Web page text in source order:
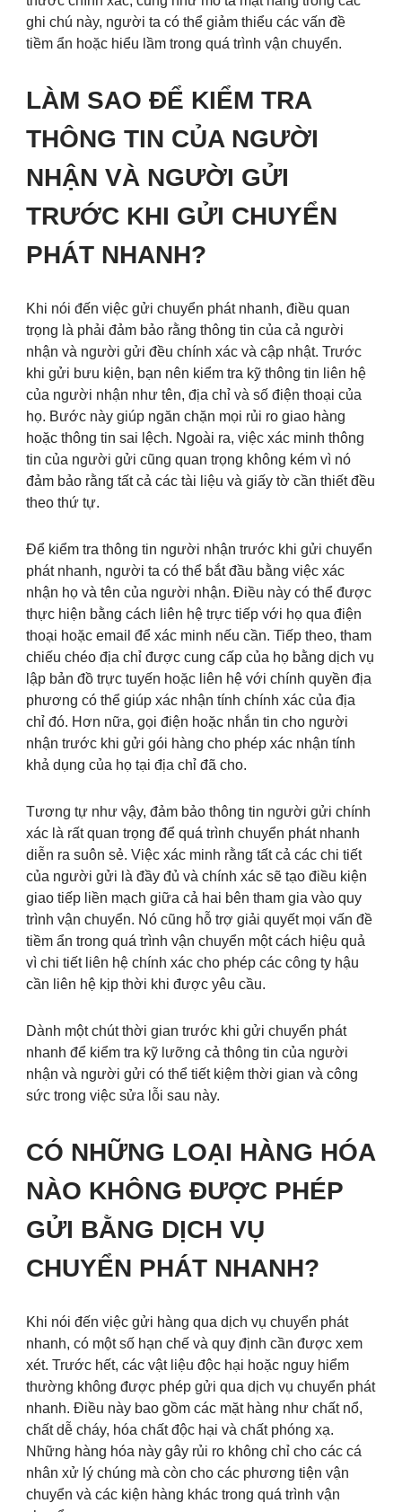
ghi chú này, người ta có thể giảm thiểu các vấn đề
tiềm ẩn hoặc hiểu lầm trong quá trình vận chuyển.
LÀM SAO ĐỂ KIỂM TRA
THÔNG TIN CỦA NGƯỜI
NHẬN VÀ NGƯỜI GỬI
TRƯỚC KHI GỬI CHUYỂN
PHÁT NHANH?
Khi nói đến việc gửi chuyển phát nhanh, điều quan
trọng là phải đảm bảo rằng thông tin của cả người
nhận và người gửi đều chính xác và cập nhật. Trước
khi gửi bưu kiện, bạn nên kiểm tra kỹ thông tin liên hệ
của người nhận như tên, địa chỉ và số điện thoại của
họ. Bước này giúp ngăn chặn mọi rủi ro giao hàng
hoặc thông tin sai lệch. Ngoài ra, việc xác minh thông
tin của người gửi cũng quan trọng không kém vì nó
đảm bảo rằng tất cả các tài liệu và giấy tờ cần thiết đều
theo thứ tự.
Để kiểm tra thông tin người nhận trước khi gửi chuyển
phát nhanh, người ta có thể bắt đầu bằng việc xác
nhận họ và tên của người nhận. Điều này có thể được
thực hiện bằng cách liên hệ trực tiếp với họ qua điện
thoại hoặc email để xác minh nếu cần. Tiếp theo, tham
chiếu chéo địa chỉ được cung cấp của họ bằng dịch vụ
lập bản đồ trực tuyến hoặc liên hệ với chính quyền địa
phương có thể giúp xác nhận tính chính xác của địa
chỉ đó. Hơn nữa, gọi điện hoặc nhắn tin cho người
nhận trước khi gửi gói hàng cho phép xác nhận tính
khả dụng của họ tại địa chỉ đã cho.
Tương tự như vậy, đảm bảo thông tin người gửi chính
xác là rất quan trọng để quá trình chuyển phát nhanh
diễn ra suôn sẻ. Việc xác minh rằng tất cả các chi tiết
của người gửi là đầy đủ và chính xác sẽ tạo điều kiện
giao tiếp liền mạch giữa cả hai bên tham gia vào quy
trình vận chuyển. Nó cũng hỗ trợ giải quyết mọi vấn đề
tiềm ẩn trong quá trình vận chuyển một cách hiệu quả
vì chi tiết liên hệ chính xác cho phép các công ty hậu
cần liên hệ kịp thời khi được yêu cầu.
Dành một chút thời gian trước khi gửi chuyển phát
nhanh để kiểm tra kỹ lưỡng cả thông tin của người
nhận và người gửi có thể tiết kiệm thời gian và công
sức trong việc sửa lỗi sau này.
CÓ NHỮNG LOẠI HÀNG HÓA
NÀO KHÔNG ĐƯỢC PHÉP
GỬI BẰNG DỊCH VỤ
CHUYỂN PHÁT NHANH?
Khi nói đến việc gửi hàng qua dịch vụ chuyển phát
nhanh, có một số hạn chế và quy định cần được xem
xét. Trước hết, các vật liệu độc hại hoặc nguy hiểm
thường không được phép gửi qua dịch vụ chuyển phát
nhanh. Điều này bao gồm các mặt hàng như chất nổ,
chất dễ cháy, hóa chất độc hại và chất phóng xạ.
Những hàng hóa này gây rủi ro không chỉ cho các cá
nhân xử lý chúng mà còn cho các phương tiện vận
chuyển và các kiện hàng khác trong quá trình vận